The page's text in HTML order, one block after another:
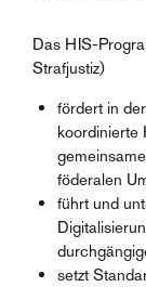
Das HIS-
Strafjustiz)
fördert in
koordinierte
föderalen
führt und
setzt